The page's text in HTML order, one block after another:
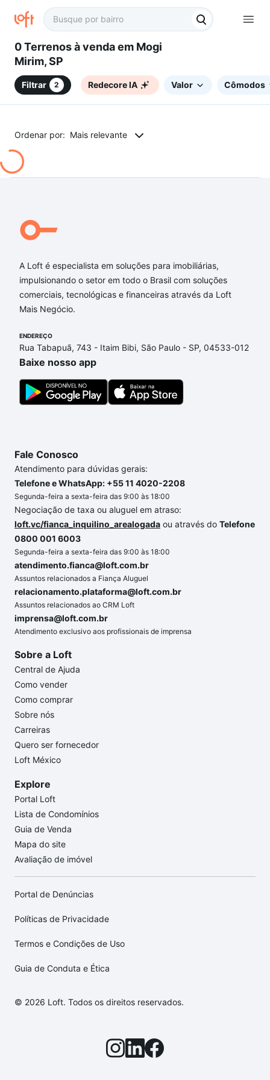
0 Terrenos à venda em Mogi
Mirim, SP
Filtrar 2 Redecore IA Valor Cômodos
Ordenar por: Mais relevante
A Loft é especialista em soluções para imobiliárias,
impulsionando o setor em todo o Brasil com soluções
comerciais, tecnológicas e financeiras através da Loft
Mais Negócio.
ENDEREÇO
Rua Tabapuã, 743 - Itaim Bibi, São Paulo - SP, 04533-012
Baixe nosso app
Fale Conosco
Atendimento para dúvidas gerais:
Telefone e WhatsApp: +55 11 4020-2208
Segunda-feira a sexta-feira das 9:00 às 18:00
Negociação de taxa ou aluguel em atraso:
loft.vc/fianca_inquilino_arealogada ou através do Telefone
0800 001 6003
Segunda-feira a sexta-feira das 9:00 às 18:00
atendimento.fianca@loft.com.br
Assuntos relacionados a Fiança Aluguel
relacionamento.plataforma@loft.com.br
Assuntos relacionados ao CRM Loft
imprensa@loft.com.br
Atendimento exclusivo aos profissionais de imprensa
Sobre a Loft
Central de Ajuda
Como vender
Como comprar
Sobre nós
Carreiras
Quero ser fornecedor
Loft México
Explore
Portal Loft
Lista de Condomínios
Guia de Venda
Mapa do site
Avaliação de imóvel
Portal de Denúncias
Políticas de Privacidade
Termos e Condições de Uso
Guia de Conduta e Ética
© 2026 Loft. Todos os direitos reservados.